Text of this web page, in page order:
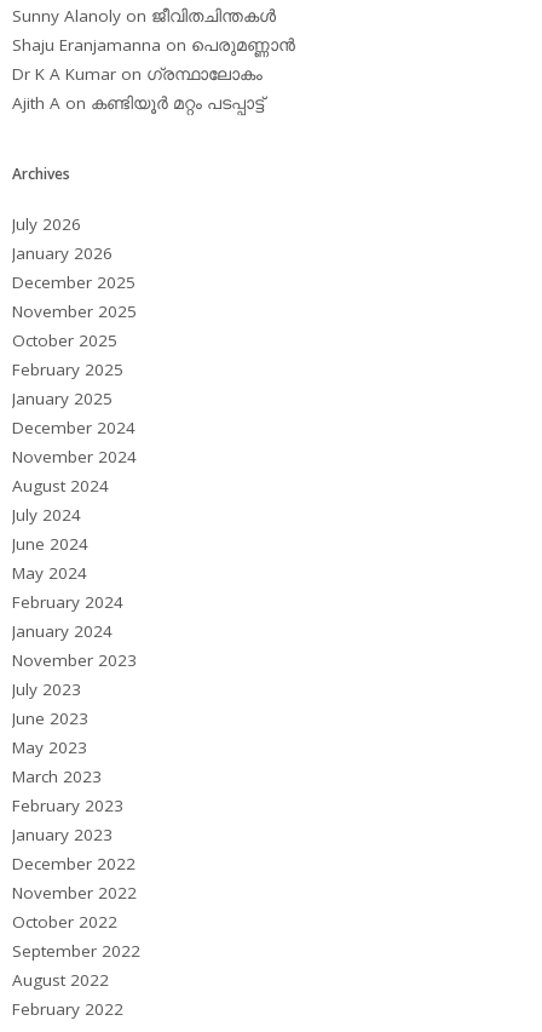
Sunny Alanoly on ജീവിതചിന്തകള്‍
Shaju Eranjamanna on പെരുമണ്ണാന്‍
Dr K A Kumar on ഗ്രന്ഥാലോകം
Ajith A on കണ്ടിയൂര്‍ മറ്റം പടപ്പാട്ട്‌
Archives
July 2026
January 2026
December 2025
November 2025
October 2025
February 2025
January 2025
December 2024
November 2024
August 2024
July 2024
June 2024
May 2024
February 2024
January 2024
November 2023
July 2023
June 2023
May 2023
March 2023
February 2023
January 2023
December 2022
November 2022
October 2022
September 2022
August 2022
February 2022